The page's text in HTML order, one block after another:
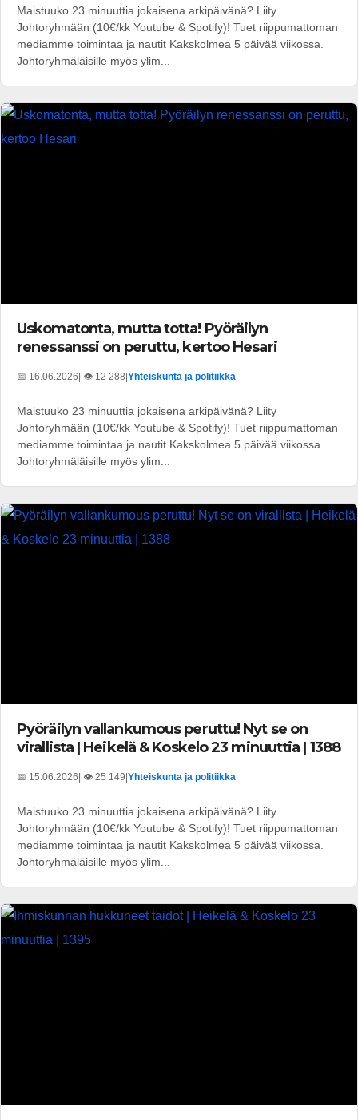
Maistuuko 23 minuuttia jokaisena arkipäivänä? Liity
Johtoryhmään (10€/kk Youtube & Spotify)! Tuet riippumattoman
mediamme toimintaa ja nautit Kakskolmea 5 päivää viikossa.
Johtoryhmäläisille myös ylim...
Uskomatonta, mutta totta! Pyöräilyn
renessanssi on peruttu, kertoo Hesari
📅 16.06.2026 | 👁️ 12 288 Yhteiskunta ja politiikka
Maistuuko 23 minuuttia jokaisena arkipäivänä? Liity
Johtoryhmään (10€/kk Youtube & Spotify)! Tuet riippumattoman
mediamme toimintaa ja nautit Kakskolmea 5 päivää viikossa.
Johtoryhmäläisille myös ylim...
Pyöräilyn vallankumous peruttu! Nyt se on
virallista | Heikelä & Koskelo 23 minuuttia | 1388
📅 15.06.2026 | 👁️ 25 149 Yhteiskunta ja politiikka
Maistuuko 23 minuuttia jokaisena arkipäivänä? Liity
Johtoryhmään (10€/kk Youtube & Spotify)! Tuet riippumattoman
mediamme toimintaa ja nautit Kakskolmea 5 päivää viikossa.
Johtoryhmäläisille myös ylim...